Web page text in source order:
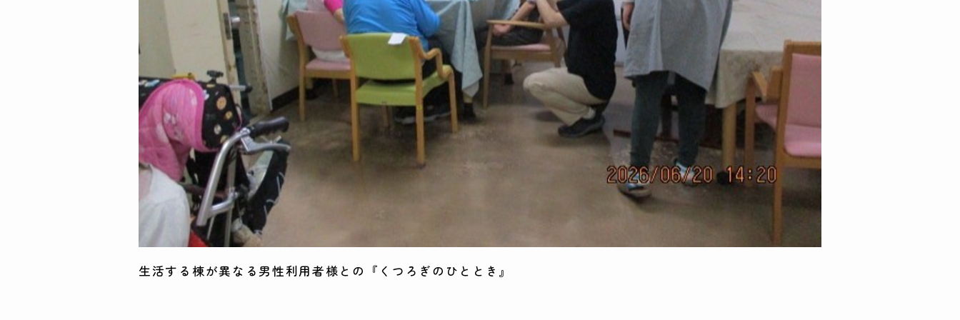
生活する棟が異なる男性利用者様との『くつろぎのひととき』